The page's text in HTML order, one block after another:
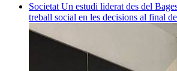
Societat Un estudi liderat des del
treball social en les decisions al final